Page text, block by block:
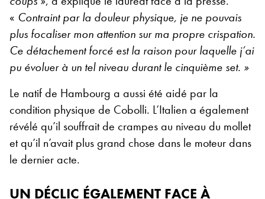
« Contraint par la douleur physique, je ne pouvais
plus focaliser mon attention sur ma propre crispation.
Ce détachement forcé est la raison pour laquelle j’ai
pu évoluer à un tel niveau durant le cinquième set. »
Le natif de Hambourg a aussi été aidé par la
condition physique de Cobolli. L’Italien a également
révélé qu’il souffrait de crampes au niveau du mollet
et qu’il n’avait plus grand chose dans le moteur dans
le dernier acte.
UN DÉCLIC ÉGALEMENT FACE À